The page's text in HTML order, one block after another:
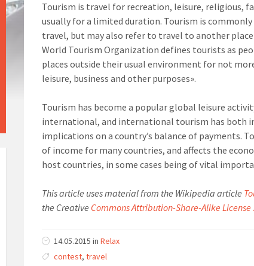
Tourism is travel for recreation, leisure, religious,
usually for a limited duration. Tourism is
travel, but may also refer to travel to another
World Tourism Organization defines tourists as
places outside their usual environment for not
leisure, business and other purposes».
Tourism has become a popular global leisure
international, and international tourism has both
implications on a country’s balance of payments.
of income for many countries, and affects the
host countries, in some cases being of vital
This article uses material from the Wikipedia article
the Creative Commons Attribution-Share-Alike License
14.05.2015 in Relax
contest, travel